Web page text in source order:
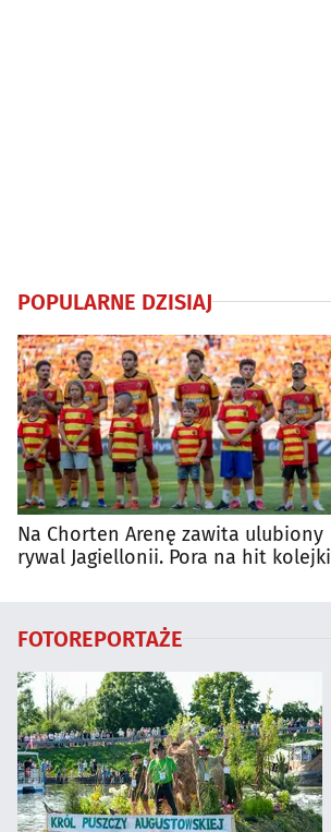
POPULARNE DZISIAJ
Na Chorten Arenę zawita ulubiony
rywal Jagiellonii. Pora na hit kolejki
FOTOREPORTAŻE